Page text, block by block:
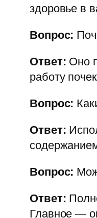
здоровье в
Вопрос:
Ответ: Оно
работу
Вопрос:
Ответ:
Вопрос:
Ответ:
Главное —